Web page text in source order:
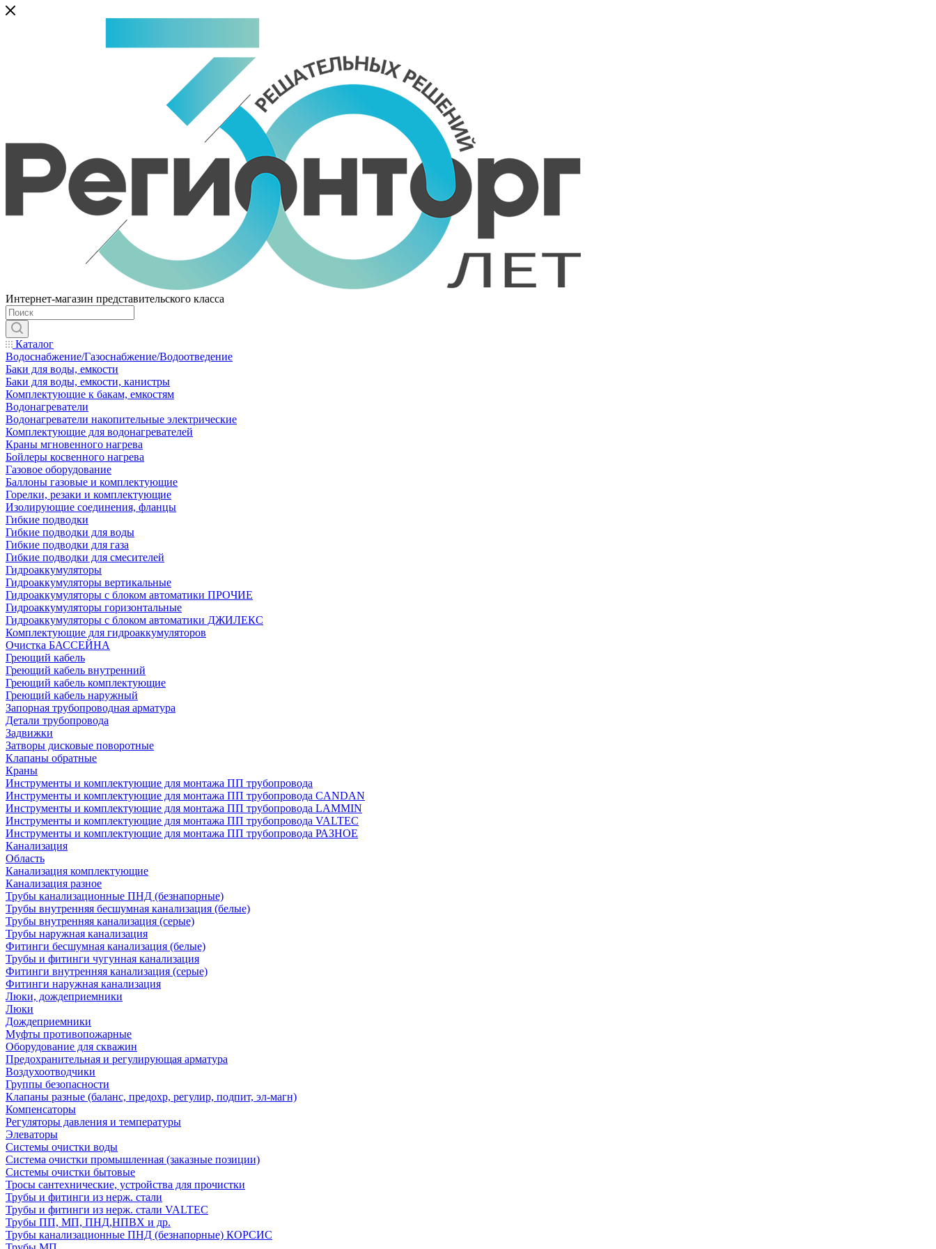
Интернет-магазин представительского класса
Каталог
Водоснабжение/Газоснабжение/Водоотведение
Баки для воды, емкости
Баки для воды, емкости, канистры
Комплектующие к бакам, емкостям
Водонагреватели
Водонагреватели накопительные электрические
Комплектующие для водонагревателей
Краны мгновенного нагрева
Бойлеры косвенного нагрева
Газовое оборудование
Баллоны газовые и комплектующие
Горелки, резаки и комплектующие
Изолирующие соединения, фланцы
Гибкие подводки
Гибкие подводки для воды
Гибкие подводки для газа
Гибкие подводки для смесителей
Гидроаккумуляторы
Гидроаккумуляторы вертикальные
Гидроаккумуляторы с блоком автоматики ПРОЧИЕ
Гидроаккумуляторы горизонтальные
Гидроаккумуляторы с блоком автоматики ДЖИЛЕКС
Комплектующие для гидроаккумуляторов
Очистка БАССЕЙНА
Греющий кабель
Греющий кабель внутренний
Греющий кабель комплектующие
Греющий кабель наружный
Запорная трубопроводная арматура
Детали трубопровода
Задвижки
Затворы дисковые поворотные
Клапаны обратные
Краны
Инструменты и комплектующие для монтажа ПП трубопровода
Инструменты и комплектующие для монтажа ПП трубопровода CANDAN
Инструменты и комплектующие для монтажа ПП трубопровода LAMMIN
Инструменты и комплектующие для монтажа ПП трубопровода VALTEC
Инструменты и комплектующие для монтажа ПП трубопровода РАЗНОЕ
Канализация
Область
Канализация комплектующие
Канализация разное
Трубы канализационные ПНД (безнапорные)
Трубы внутренняя бесшумная канализация (белые)
Трубы внутренняя канализация (серые)
Трубы наружная канализация
Фитинги бесшумная канализация (белые)
Трубы и фитинги чугунная канализация
Фитинги внутренняя канализация (серые)
Фитинги наружная канализация
Люки, дождеприемники
Люки
Дождеприемники
Муфты противопожарные
Оборудование для скважин
Предохранительная и регулирующая арматура
Воздухоотводчики
Группы безопасности
Клапаны разные (баланс, предохр, регулир, подпит, эл-магн)
Компенсаторы
Регуляторы давления и температуры
Элеваторы
Системы очистки воды
Система очистки промышленная (заказные позиции)
Системы очистки бытовые
Тросы сантехнические, устройства для прочистки
Трубы и фитинги из нерж. стали
Трубы и фитинги из нерж. стали VALTEC
Трубы ПП, МП, ПНД,НПВХ и др.
Трубы канализационные ПНД (безнапорные) КОРСИС